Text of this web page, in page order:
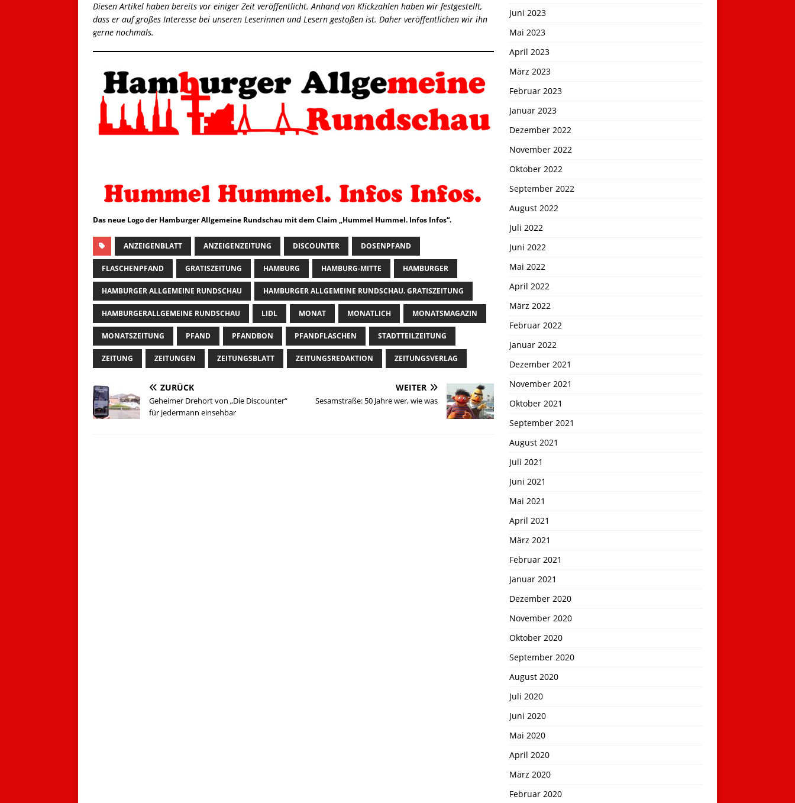
Diesen Artikel haben bereits vor einiger Zeit veröffentlicht. Anhand von Klickzahlen haben wir festgestellt,
dass er auf großes Interesse bei unseren Leserinnen und Lesern gestoßen ist. Daher veröffentlichen wir ihn
gerne nochmals.
Das neue Logo der Hamburger Allgemeine Rundschau mit dem Claim „Hummel Hummel. Infos Infos“.
ANZEIGENBLATT ANZEIGENZEITUNG DISCOUNTER DOSENPFAND
FLASCHENPFAND GRATISZEITUNG HAMBURG HAMBURG-MITTE HAMBURGER
HAMBURGER ALLGEMEINE RUNDSCHAU HAMBURGER ALLGEMEINE RUNDSCHAU. GRATISZEITUNG
HAMBURGERALLGEMEINE RUNDSCHAU LIDL MONAT MONATLICH MONATSMAGAZIN
MONATSZEITUNG PFAND PFANDBON PFANDFLASCHEN STADTTEILZEITUNG
ZEITUNG ZEITUNGEN ZEITUNGSBLATT ZEITUNGSREDAKTION ZEITUNGSVERLAG
ZURÜCK
Geheimer Drehort von „Die Discounter“
für jedermann einsehbar
WEITER
Sesamstraße: 50 Jahre wer, wie was
Juni 2023
Mai 2023
April 2023
März 2023
Februar 2023
Januar 2023
Dezember 2022
November 2022
Oktober 2022
September 2022
August 2022
Juli 2022
Juni 2022
Mai 2022
April 2022
März 2022
Februar 2022
Januar 2022
Dezember 2021
November 2021
Oktober 2021
September 2021
August 2021
Juli 2021
Juni 2021
Mai 2021
April 2021
März 2021
Februar 2021
Januar 2021
Dezember 2020
November 2020
Oktober 2020
September 2020
August 2020
Juli 2020
Juni 2020
Mai 2020
April 2020
März 2020
Februar 2020